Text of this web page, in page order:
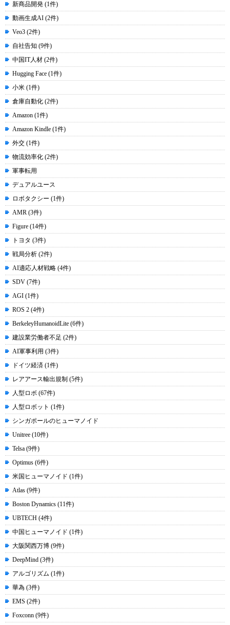
新商品開発 (1件)
動画生成AI (2件)
Veo3 (2件)
自社告知 (9件)
中国IT人材 (2件)
Hugging Face (1件)
小米 (1件)
倉庫自動化 (2件)
Amazon (1件)
Amazon Kindle (1件)
外交 (1件)
物流効率化 (2件)
軍事転用
デュアルユース
ロボタクシー (1件)
AMR (3件)
Figure (14件)
トヨタ (3件)
戦局分析 (2件)
AI適応人材戦略 (4件)
SDV (7件)
AGI (1件)
ROS 2 (4件)
BerkeleyHumanoidLite (6件)
建設業労働者不足 (2件)
AI軍事利用 (3件)
ドイツ経済 (1件)
レアアース輸出規制 (5件)
人型ロボ (67件)
人型ロボット (1件)
シンガポールのヒューマノイド
Unitree (10件)
Telsa (9件)
Optimus (6件)
米国ヒューマノイド (1件)
Atlas (9件)
Boston Dynamics (11件)
UBTECH (4件)
中国ヒューマノイド (1件)
大阪関西万博 (9件)
DeepMind (3件)
アルゴリズム (1件)
華為 (3件)
EMS (2件)
Foxconn (9件)